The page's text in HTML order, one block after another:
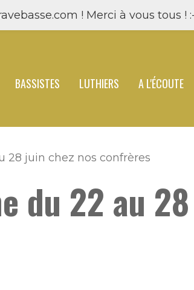
! Merci à vous tous !
BASSISTES LUTHIERS A L'ÉCOUTE
28 juin chez nos confrères
du 22 au